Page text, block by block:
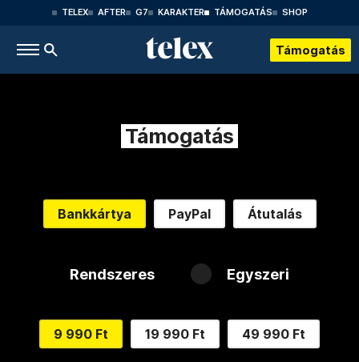
TELEX AFTER G7 KARAKTER TÁMOGATÁS SHOP
Támogatás
Támogatás
Bankkártya PayPal Átutalás
Rendszeres Egyszeri
9 990 Ft 19 990 Ft 49 990 Ft